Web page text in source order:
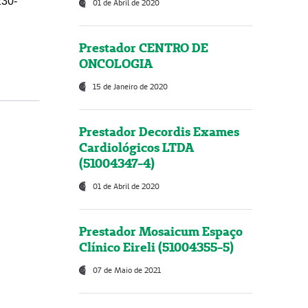
01 de Abril de 2020
Prestador CENTRO DE
ONCOLOGIA
15 de Janeiro de 2020
Prestador Decordis Exames
Cardiológicos LTDA
(51004347-4)
01 de Abril de 2020
Prestador Mosaicum Espaço
Clínico Eireli (51004355-5)
07 de Maio de 2021